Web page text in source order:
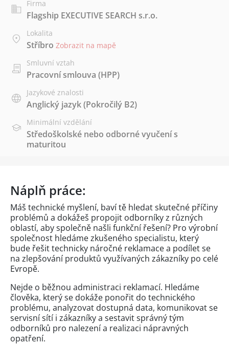
Firma
Flagship EXECUTIVE SEARCH s.r.o.
Lokalita
Stříbro Zobrazit na mapě
Smluvní vztah
Pracovní smlouva (HPP)
Jazykové znalosti
Anglický jazyk(Pokročilý B2)
Minimální vzdělání
Středoškolské nebo odborné vyučení s
maturitou
Náplň práce:
Máš technické myšlení, baví tě hledat skutečné příčiny
problémů a dokážeš propojit odborníky z různých
oblastí, aby společně našli funkční řešení? Pro výrobní
společnost hledáme zkušeného specialistu, který
bude řešit technicky náročné reklamace a podílet se
na zlepšování produktů využívaných zákazníky po celé
Evropě.
Nejde o běžnou administraci reklamací. Hledáme
člověka, který se dokáže ponořit do technického
problému, analyzovat dostupná data, komunikovat se
servisní sítí i zákazníky a sestavit správný tým
odborníků pro nalezení a realizaci nápravných
opatření.